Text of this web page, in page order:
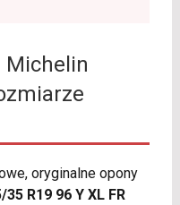
oryginalne opony
R19 96 Y XL FR